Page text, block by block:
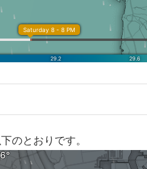
のとおりです。